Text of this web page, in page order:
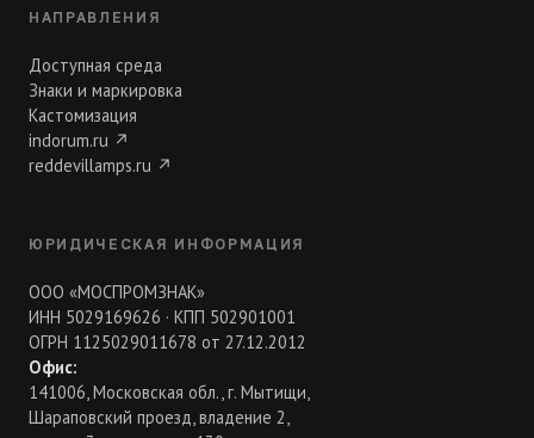
НАПРАВЛЕНИЯ
Доступная среда
Знаки и маркировка
Кастомизация
indorum.ru ↗
reddevillamps.ru ↗
ЮРИДИЧЕСКАЯ ИНФОРМАЦИЯ
ООО «МОСПРОМЗНАК»
ИНН 5029169626 · КПП 502901001
ОГРН 1125029011678 от 27.12.2012
Офис:
141006, Московская обл., г. Мытищи,
Шараповский проезд, владение 2,